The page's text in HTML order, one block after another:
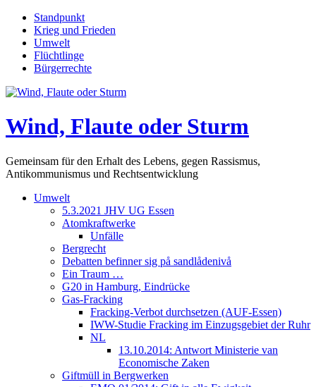
Skip
content
Standpunkt
Krieg und Frieden
Umwelt
Flüchtlinge
Bürgerrechte
Wind, Flaute oder Sturm
Gemeinsam für den Erhalt des Lebens, gegen Rassismus,
Antikommunismus und Rechtsentwicklung
Umwelt
5.3.2021 JHV UG Essen
Atomkraftwerke
Unfälle
Bergrecht
Debatten befinner sig på sandlådenivå
Ein Traum …
G20 in Hamburg, Eindrücke
Gas-Fracking
Fracking-Verbot durchsetzen (AUF-Essen)
IWW-Studie Fracking im Einzugsgebiet der Ruhr
NL
13.10.2014: Antwort Ministerie van
Economische Zaken
Giftmüll in Bergwerken